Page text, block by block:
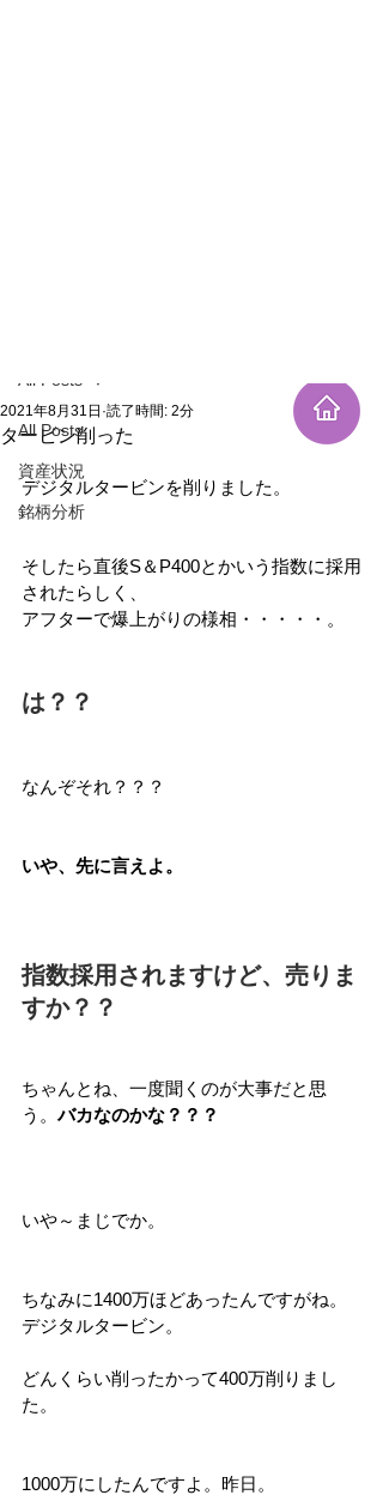
All Posts
資産状況
銘柄分析
All Posts
タービン削った
2021年8月31日 読了時間: 2分
デジタルタービンを削りました。
そしたら直後S＆P400とかいう指数に採用
されたらしく、
アフターで爆上がりの様相・・・・・。
は？？
なんぞそれ？？？
いや、先に言えよ。
指数採用されますけど、売りま
すか？？
ちゃんとね、一度聞くのが大事だと思
う。バカなのかな？？？
いや～まじでか。
ちなみに1400万ほどあったんですがね。
デジタルタービン。
どんくらい削ったかって400万削りまし
た。
1000万にしたんですよ。昨日。